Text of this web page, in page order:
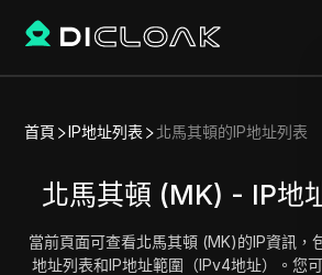
首頁 IP地址列表 北馬其頓的IP地址列表
北馬其頓 (MK) - IP地
當前頁面可查看北馬其頓 (MK)的IP資訊，
地址列表和IP地址範圍（IPv4地址）。您